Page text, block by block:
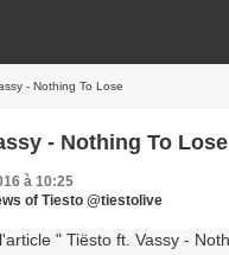
- Nothing To Lose
- Nothing To Lose
à 10:25
of Tiesto @tiestolive